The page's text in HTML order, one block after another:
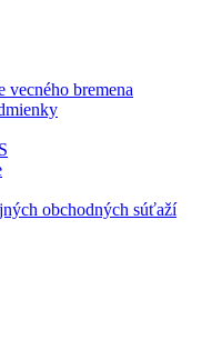
vecného bremena
obchodných súťaží